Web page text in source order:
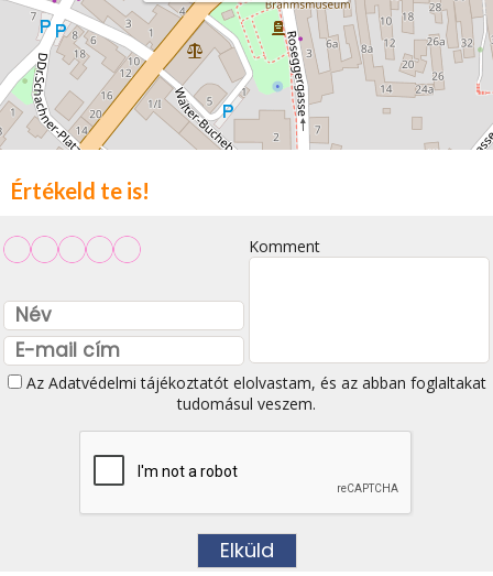
Értékeld te is!
Komment
Az Adatvédelmi tájékoztatótelolvastam, és az abban foglaltakat
tudomásul veszem.